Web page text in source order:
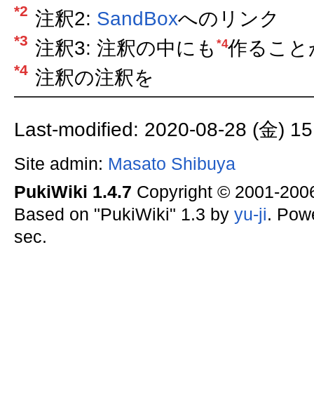
*2 注釈2: SandBoxへのリンク
*3 注釈3: 注釈の中にも *4作るこ
*4 注釈の注釈を
Last-modified: 2020-08-28 (金)
Site admin: Masato Shibuya
PukiWiki 1.4.7 Copyright © 2001-
Based on "PukiWiki" 1.3 by yu-ji.
sec.